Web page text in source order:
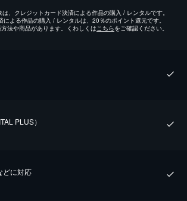
、クレジットカード決済による作品の購入 / レンタルです。
よる作品の購入 / レンタルは、20％のポイント還元です。
法や商品があります。くわしくはこちらをご確認ください。
PLUS）
どに対応